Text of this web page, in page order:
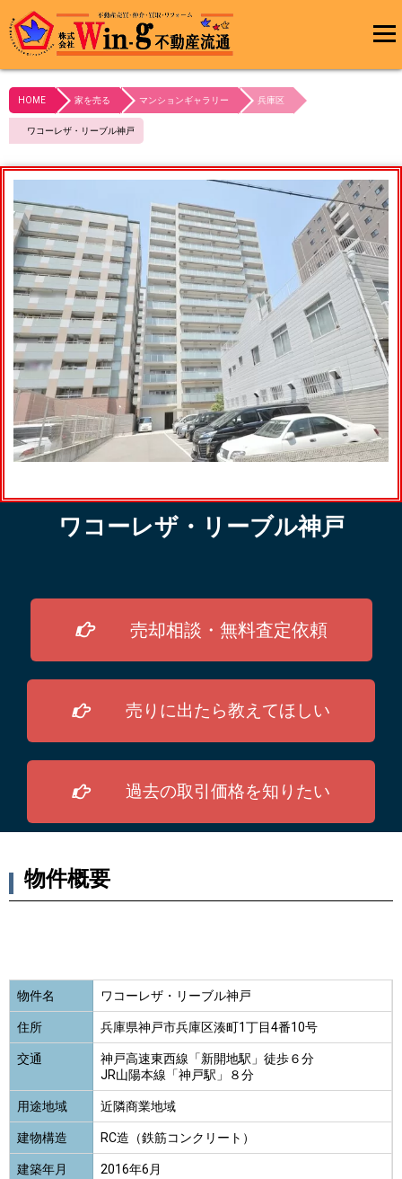
メインメ
最終更新日:2024/02/29
HOME 家を売る マンションギャラリー 兵庫区
ワコーレザ・リーブル神戸
ワコーレザ・リーブル神戸
売却相談・無料査定依頼
売りに出たら教えてほしい
過去の取引価格を知りたい
物件概要
物件名 ワコーレザ・リーブル神戸
住所 兵庫県神戸市兵庫区湊町1丁目4番10号
交通
神戸高速東西線「新開地駅」徒歩６分
JR山陽本線「神戸駅」８分
用途地域 近隣商業地域
建物構造 RC造（鉄筋コンクリート）
建築年月 2016年6月